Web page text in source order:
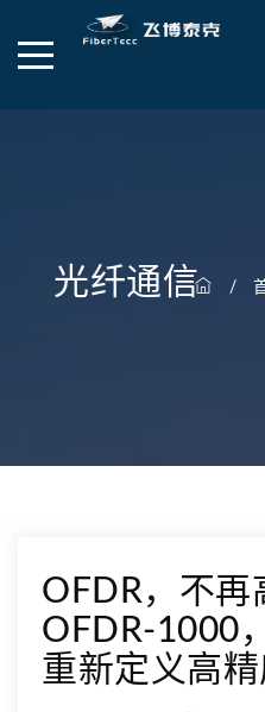
光纤通信
OFDR，不
OFDR-1000
重新定义高